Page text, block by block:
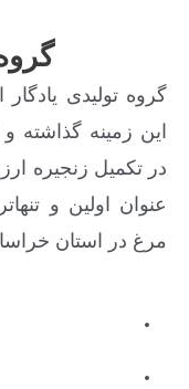
این زمینه گذاشته
در تکمیل زنجیره
عنوان اولین و
مرغ در استان